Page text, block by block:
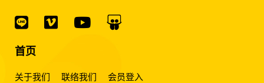
首页
关于我们 联络我们 会员登入